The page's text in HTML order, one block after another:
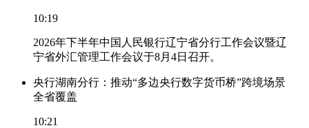
10:19
2026年下半年中国人民银行辽宁省分行工作会议暨辽
宁省外汇管理工作会议于8月4日召开。
央行湖南分行：推动“多边央行数字货币桥”跨境场景
全省覆盖
10:21